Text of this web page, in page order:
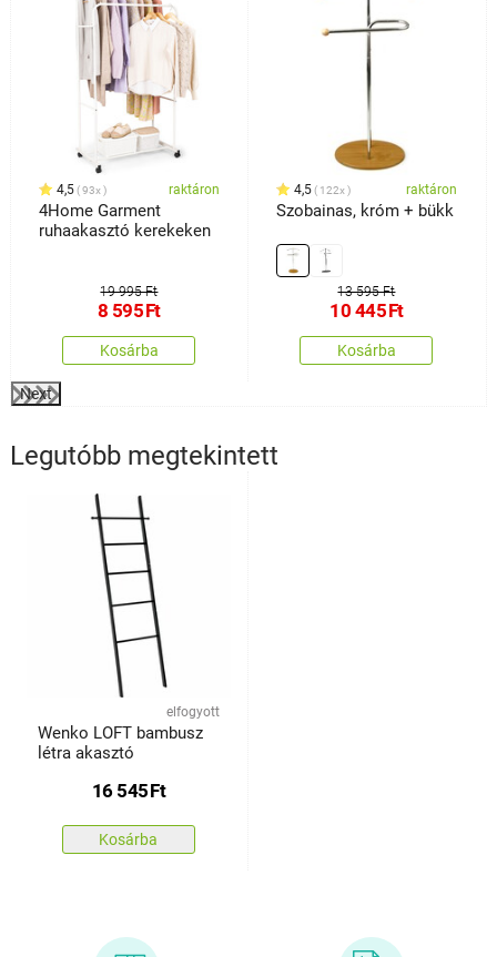
4,5 93x raktáron
4Home Garment
ruhaakasztó kerekeken
19 995 Ft
8 595Ft
Kosárba
4,5 122x raktáron
Szobainas, króm + bükk
13 595 Ft
10 445Ft
Kosárba
Next
Legutóbb megtekintett
elfogyott
Wenko LOFT bambusz
létra akasztó
16 545Ft
Kosárba